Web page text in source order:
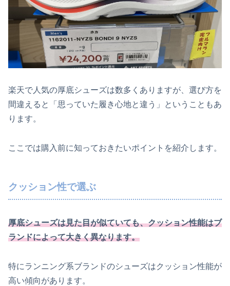
楽天で人気の厚底シューズは数多くありますが、選び方を
間違えると「思っていた履き心地と違う」ということもあ
ります。
ここでは購入前に知っておきたいポイントを紹介します。
クッション性で選ぶ
厚底シューズは見た目が似ていても、クッション性能はブ
ランドによって大きく異なります。
特にランニング系ブランドのシューズはクッション性能が
高い傾向があります。